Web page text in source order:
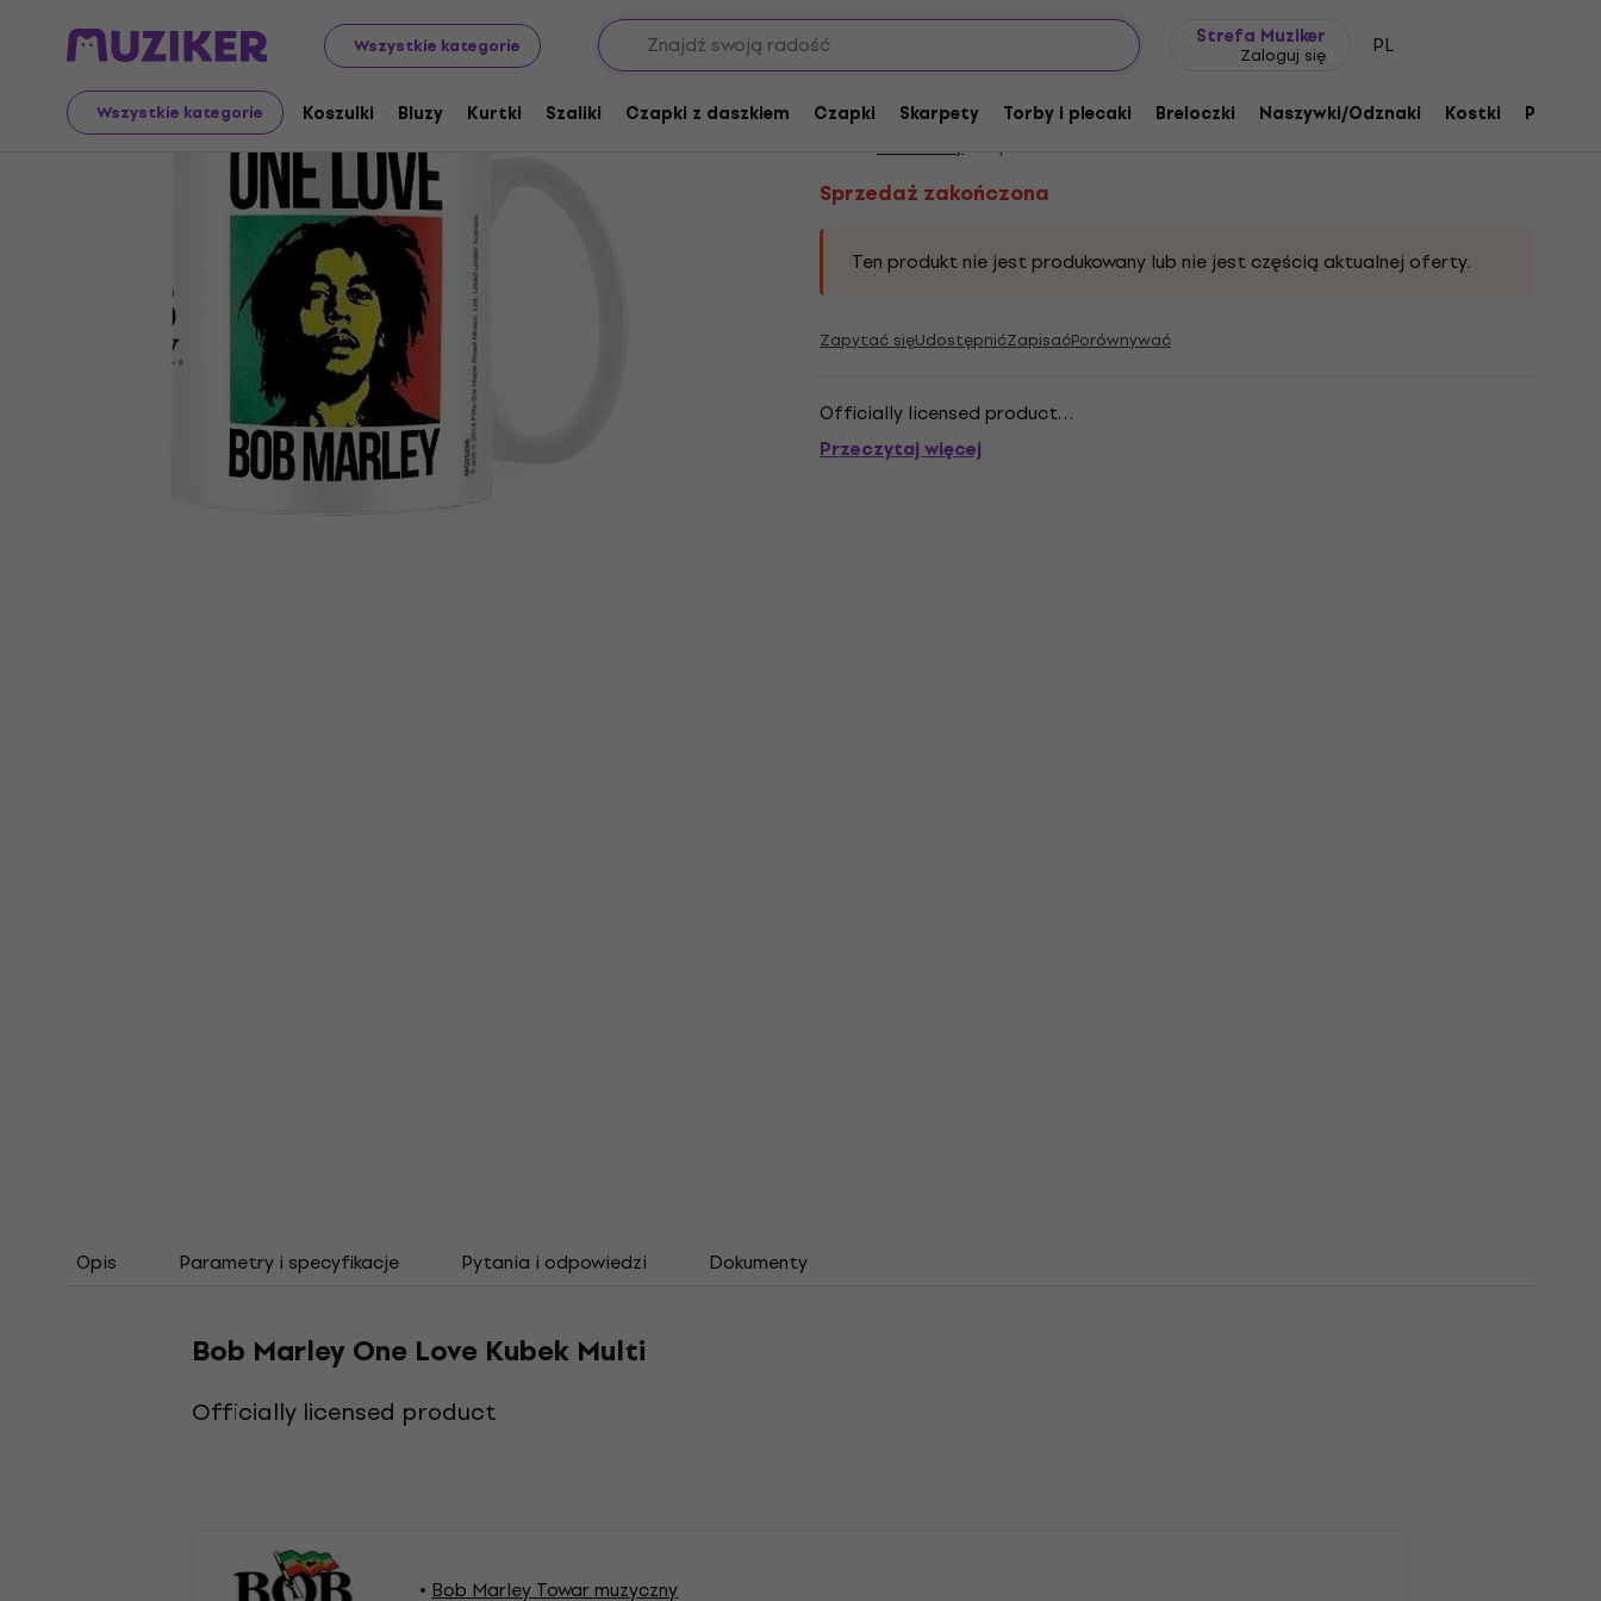
Wszystkie kategorie
Strefa Muziker
Zaloguj się PL
Wszystkie kategorie Koszulki Bluzy Kurtki Szaliki Czapki z daszkiem Czapki Skarpety Torby i plecaki Breloczki Naszywki/Odznaki Kostki Prezenty
Merch Towar muzyczny
Sprzedaż zakończona
Sprzedaż zakończona
Bob Marley One Love Kubek Multi
Bob Marley Kod produktu:
Sprzedaż zakończona
Ten produkt nie jest produkowany lub nie jest częścią aktualnej oferty.
Zapytać sięUdostępnićZapisaćPorównywać
Officially licensed product. . .
Przeczytaj więcej
Opis Parametry i specyfikacje Pytania i odpowiedzi Dokumenty
Bob Marley One Love Kubek Multi
Officially licensed product
Bob Marley Towar muzyczny